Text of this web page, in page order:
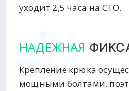
уходит 2,5 часа на СТО.
НАДЕЖНАЯ
Крепление крюка
мощными болтами,